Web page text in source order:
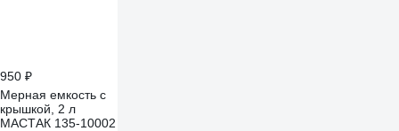
950 ₽
Мерная емкость с
крышкой, 2 л
МАСТАК 135-10002